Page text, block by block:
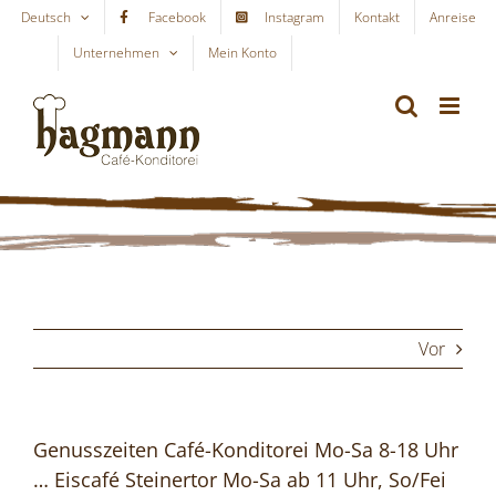
Skip
content
Deutsch Facebook Instagram Kontakt
Anreise
Unternehmen
Mein Konto
Vor
Genusszeiten Café-Konditorei Mo-Sa 8-18 Uhr
… Eiscafé Steinertor Mo-Sa ab 11 Uhr, So/Fei